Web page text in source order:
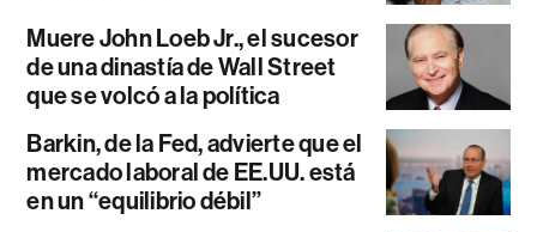
Muere John Loeb Jr., el sucesor
de una dinastía de Wall Street
que se volcó a la política
Barkin, de la Fed, advierte que el
mercado laboral de EE.UU. está
en un “equilibrio débil”